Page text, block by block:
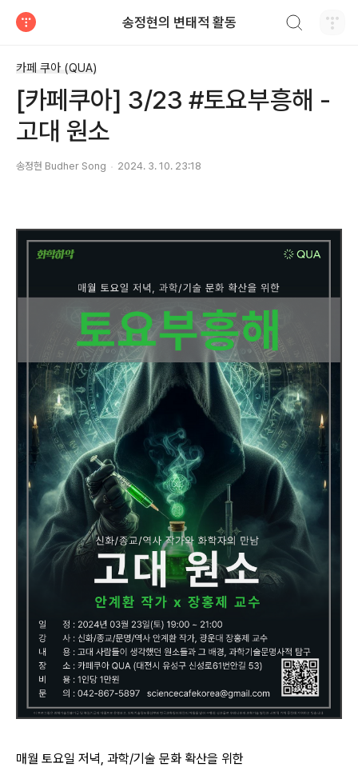
송정현의 변태적 활동
카페 쿠아 (QUA)
[카페쿠아] 3/23 #토요부흥해 -
고대 원소
송정현 Budher Song 2024. 3. 10. 23:18
매월 토요일 저녁, 과학/기술 문화 확산을 위한